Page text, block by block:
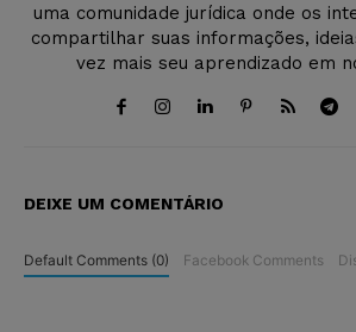
uma comunidade jurídica onde os
compartilhar suas informações,
vez mais seu aprendizado em
DEIXE UM COMENTÁRIO
Default Comments (0) Facebook Comments